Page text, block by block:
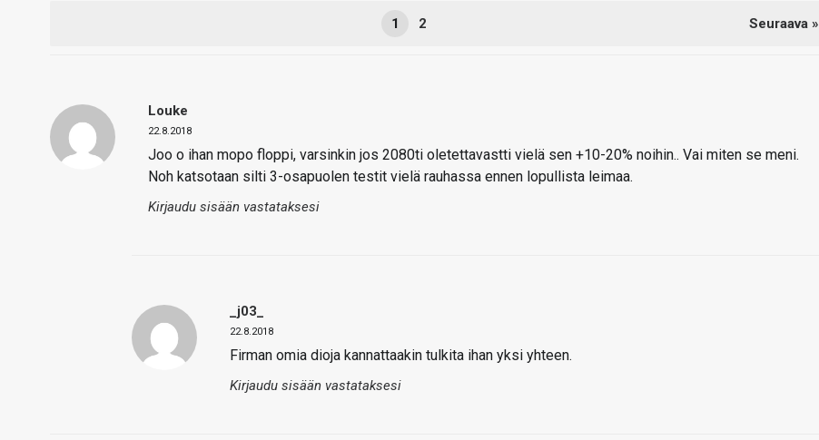
1 2 Seuraava »
Louke
22.8.2018
Joo o ihan mopo floppi, varsinkin jos 2080ti oletettavastti vielä sen +10-20% noihin.. Vai miten se meni.
Noh katsotaan silti 3-osapuolen testit vielä rauhassa ennen lopullista leimaa.
Kirjaudu sisään vastataksesi
_j03_
22.8.2018
Firman omia dioja kannattaakin tulkita ihan yksi yhteen.
Kirjaudu sisään vastataksesi